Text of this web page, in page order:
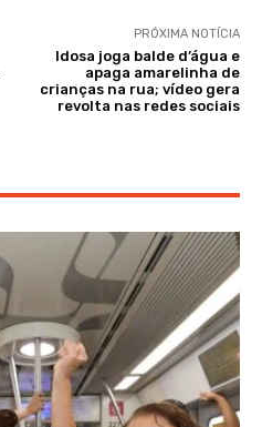
PRÓXIMA NOTÍCIA
Idosa joga balde d’água e
apaga amarelinha de
crianças na rua; vídeo gera
revolta nas redes sociais